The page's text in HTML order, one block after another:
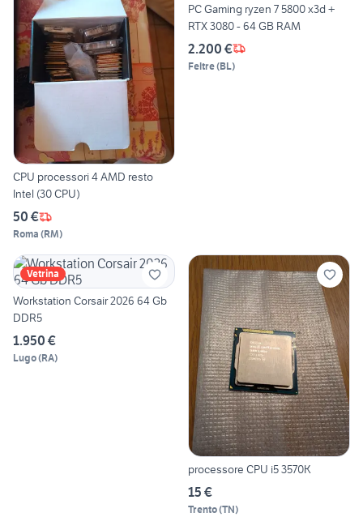
CPU processori 4 AMD resto
Intel (30 CPU)
50 €
Roma (RM)
PC Gaming ryzen 7 5800 x3d +
RTX 3080 - 64 GB RAM
2.200 €
Feltre(BL)
Vetrina
Workstation Corsair 2026 64 Gb
DDR5
1.950 €
Lugo(RA)
processore CPU i5 3570K
15 €
Trento(TN)